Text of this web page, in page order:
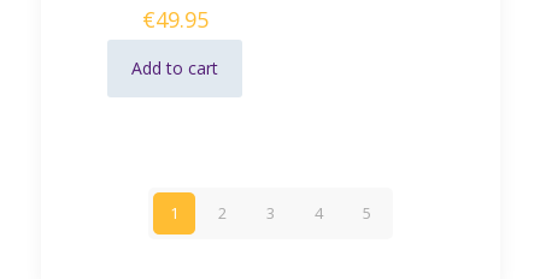
€49.95
Add to cart
1 2 3 4 5